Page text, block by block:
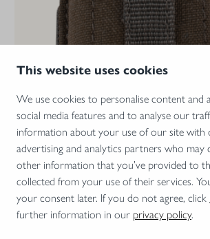
This website uses cookies
We use cookies to personalise content and
social media features and to analyse our
information about your use of our site with
advertising and analytics partners who may
other information that you’ve provided to
collected from your use of their services.
your consent later. If you do not agree, click
further information in our privacy policy.